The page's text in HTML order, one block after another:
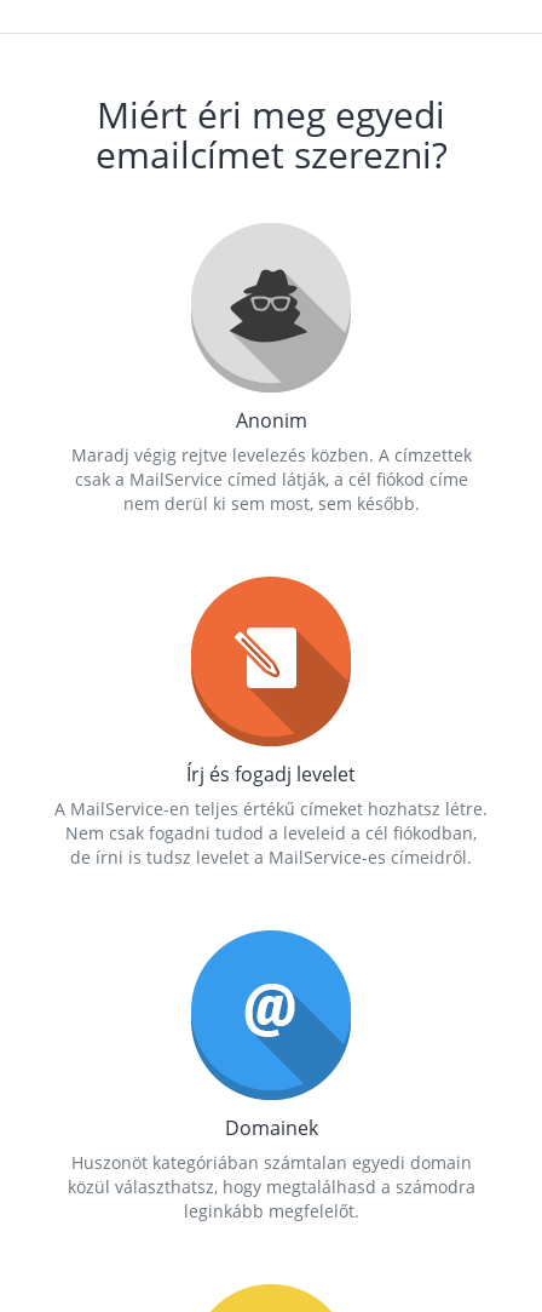
Miért éri meg egyedi
emailcímet szerezni?
Anonim
Maradj végig rejtve levelezés közben. A címzettek
csak a MailService címed látják, a cél fiókod címe
nem derül ki sem most, sem később.
Írj és fogadj levelet
A MailService-en teljes értékű címeket hozhatsz létre.
Nem csak fogadni tudod a leveleid a cél fiókodban,
de írni is tudsz levelet a MailService-es címeidről.
Domainek
Huszonöt kategóriában számtalan egyedi domain
közül választhatsz, hogy megtalálhasd a számodra
leginkább megfelelőt.